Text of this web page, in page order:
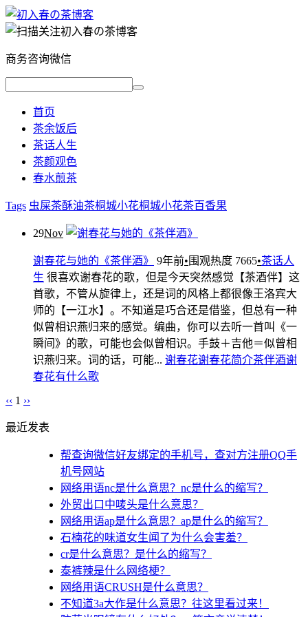
商务咨询微信
首页
茶余饭后
茶话人生
茶颜观色
春水煎茶
Tags 虫屎茶酥油茶桐城小花桐城小花茶百香果
29Nov
谢春花与她的《茶伴酒》 9年前• 围观热度 7665•茶话人
生 很喜欢谢春花的歌，但是今天突然感觉【茶酒伴】这
首歌，不管从旋律上，还是词的风格上都很像王洛宾大
师的【一江水】。不知道是巧合还是借鉴，但总有一种
似曾相识燕归来的感觉。编曲，你可以去听一首叫《一
瞬间》的歌，可能也会似曾相识。手鼓＋吉他＝似曾相
识燕归来。词的话，可能... 谢春花谢春花简介茶伴酒谢
春花有什么歌
‹‹ 1 ››
最近发表
帮查询微信好友绑定的手机号，查对方注册QQ手
机号网站
网络用语nc是什么意思？nc是什么的缩写？
外贸出口中唛头是什么意思？
网络用语ap是什么意思？ap是什么的缩写？
石楠花的味道女生闻了为什么会害羞？
cr是什么意思？是什么的缩写？
泰裤辣是什么网络梗？
网络用语CRUSH是什么意思？
不知道3a大作是什么意思？往这里看过来！